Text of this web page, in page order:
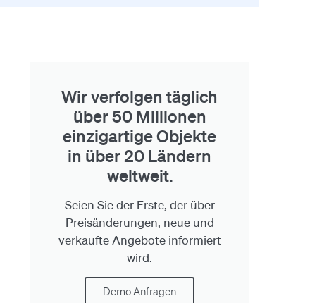
Wir verfolgen täglich
über 50 Millionen
einzigartige Objekte
in über 20 Ländern
weltweit.
Seien Sie der Erste, der über
Preisänderungen, neue und
verkaufte Angebote informiert
wird.
Demo Anfragen